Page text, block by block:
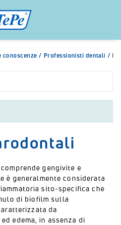
/ Professionisti dentali /
gengivite e
è generalmente considerata
sito-specifica che
di biofilm sulla
da
edema, in assenza di